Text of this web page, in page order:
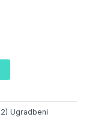
Ugradbeni